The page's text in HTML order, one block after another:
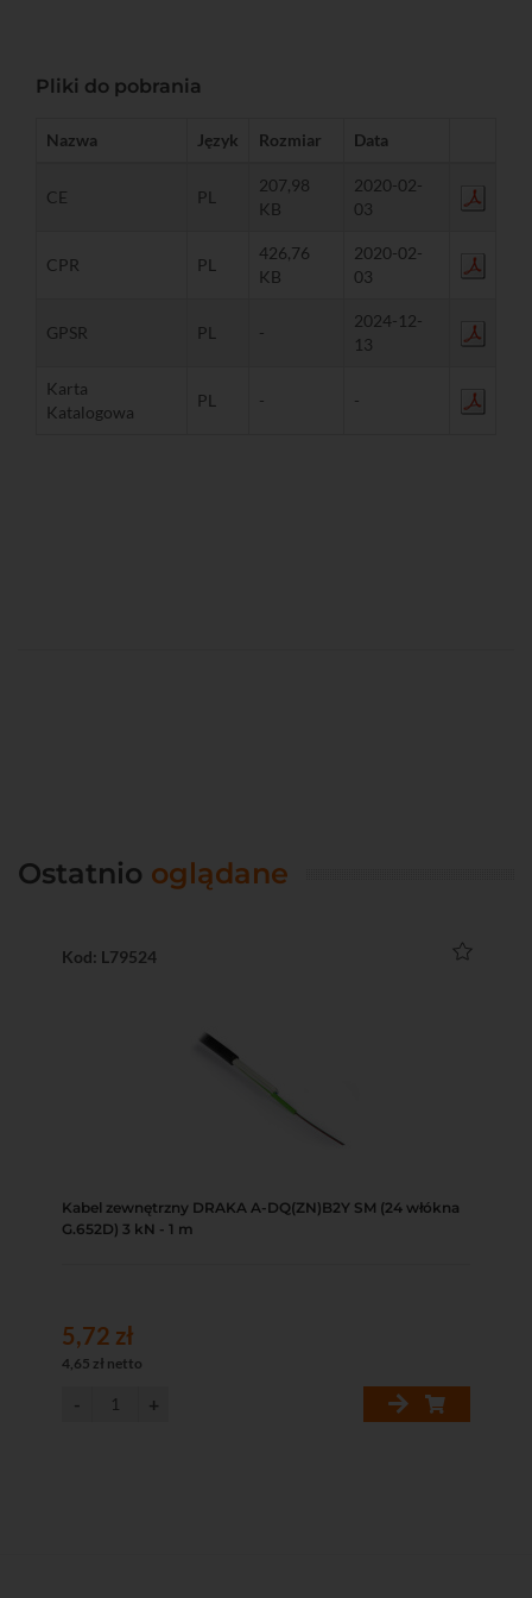
Pliki do pobrania
Nazwa Język Rozmiar Data
CE PL
207,98
KB
2020-02-
03
CPR PL
426,76
KB
2020-02-
03
GPSR PL -
2024-12-
13
Karta
Katalogowa
PL - -
Ostatnio oglądane
Kod: L79524
Kabel zewnętrzny DRAKA A-DQ(ZN)B2Y SM (24 włókna
G.652D) 3 kN - 1 m
5,72 zł
4,65 zł netto